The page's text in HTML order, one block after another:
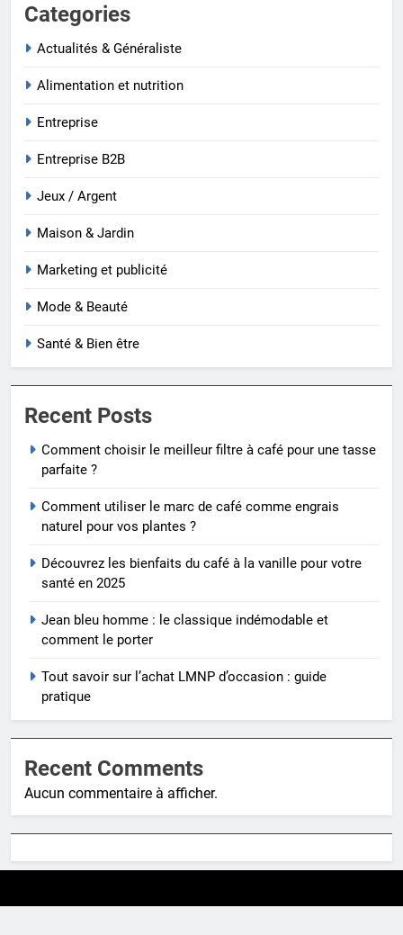
Categories
Actualités & Généraliste
Alimentation et nutrition
Entreprise
Entreprise B2B
Jeux / Argent
Maison & Jardin
Marketing et publicité
Mode & Beauté
Santé & Bien être
Recent Posts
Comment choisir le meilleur filtre à café pour une tasse
parfaite ?
Comment utiliser le marc de café comme engrais
naturel pour vos plantes ?
Découvrez les bienfaits du café à la vanille pour votre
santé en 2025
Jean bleu homme : le classique indémodable et
comment le porter
Tout savoir sur l’achat LMNP d’occasion : guide
pratique
Recent Comments
Aucun commentaire à afficher.